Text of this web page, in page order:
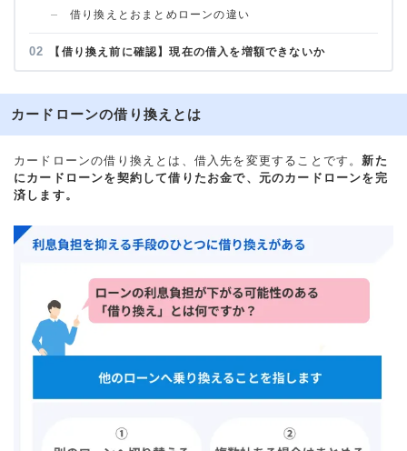
借り換えとおまとめローンの違い
【借り換え前に確認】現在の借入を増額できないか
カードローンの借り換えとは
カードローンの借り換えとは、借入先を変更することです。新た
にカードローンを契約して借りたお金で、元のカードローンを完
済します。